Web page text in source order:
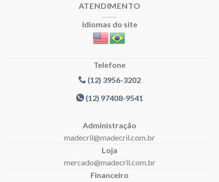
ATENDIMENTO
Idiomas do site
Telefone
(12) 3956-3202
(12) 97408-9541
Administração
madecril@madecril.com.br
Loja
mercado@madecril.com.br
Financeiro